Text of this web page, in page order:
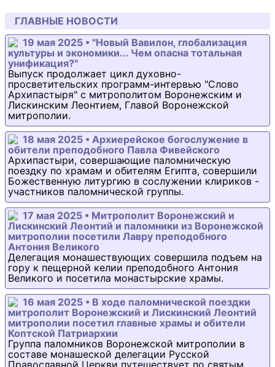
ГЛАВНЫЕ НОВОСТИ
19 мая 2025 • "Новый Вавилон, глобализация
культуры и экономики... Чем опасна тотальная
унификация?"
Выпуск продолжает цикл духовно-
просветительских программ-интервью "Слово
Архипастыря" с митрополитом Воронежским и
Лискинским Леонтием, Главой Воронежской
митрополии.
18 мая 2025 • Архиерейское богослужение в
обители преподобного Павла Фивейского
Архипастыри, совершающие паломническую
поездку по храмам и обителям Египта, совершили
Божественную литургию в сослужении клириков -
участников паломнической группы.
17 мая 2025 • Митрополит Воронежский и
Лискинский Леонтий и паломники из Воронежской
митрополии посетили Лавру преподобного
Антония Великого
Делегация монашествующих совершила подъем на
гору к пещерной келии преподобного Антония
Великого и посетила монастырские храмы.
16 мая 2025 • В ходе паломнической поездки
митрополит Воронежский и Лискинский Леонтий
митрополии посетил главные храмы и обители
Коптской Патриархии
Группа паломников Воронежской митрополии в
составе монашеской делегации Русской
Православной Церкви путешествует по святым